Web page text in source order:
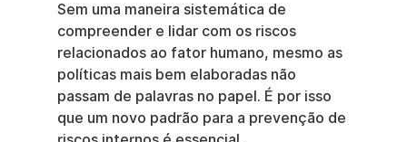
Sem uma maneira sistemática de
compreender e lidar com os riscos
relacionados ao fator humano, mesmo as
políticas mais bem elaboradas não
passam de palavras no papel. É por isso
que um novo padrão para a prevenção de